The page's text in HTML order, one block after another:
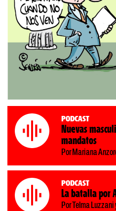
Podcast
Nuevas
mandatos
Por Mariana
Podcast
La batalla por
Por Telma